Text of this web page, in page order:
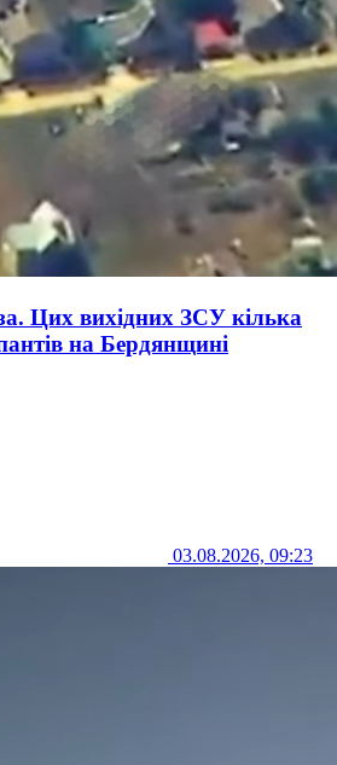
Цих вихідних ЗСУ кілька
на Бердянщині
03.08.2026, 09:23